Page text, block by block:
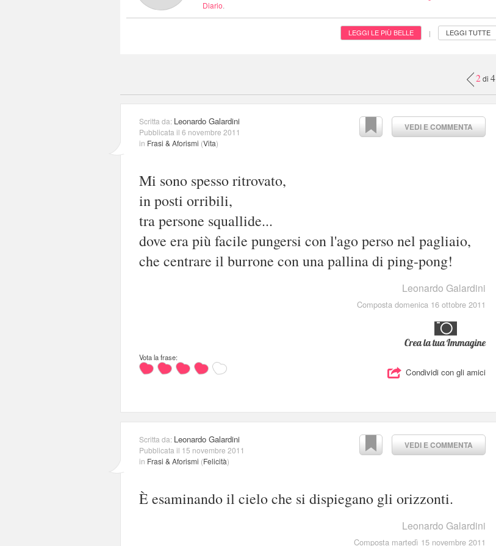
Diario
LEGGI LE PIÙ BELLE | LEGGI TUTTE
2di 4
VEDI E COMMENTA
Scritta da: Leonardo Galardini
Pubblicata il 6 novembre 2011
in Frasi & Aforismi (Vita)
Mi sono spesso ritrovato,
in posti orribili,
tra persone squallide...
dove era più facile pungersi con l'ago perso nel pagliaio,
che centrare il burrone con una pallina di ping-pong!
Leonardo Galardini
Composta domenica 16 ottobre 2011
Crea la tua Immagine
Vota la frase:
Condividi con gli amici
VEDI E COMMENTA
Scritta da: Leonardo Galardini
Pubblicata il 15 novembre 2011
in Frasi & Aforismi (Felicità)
È esaminando il cielo che si dispiegano gli orizzonti.
Leonardo Galardini
Composta martedì 15 novembre 2011